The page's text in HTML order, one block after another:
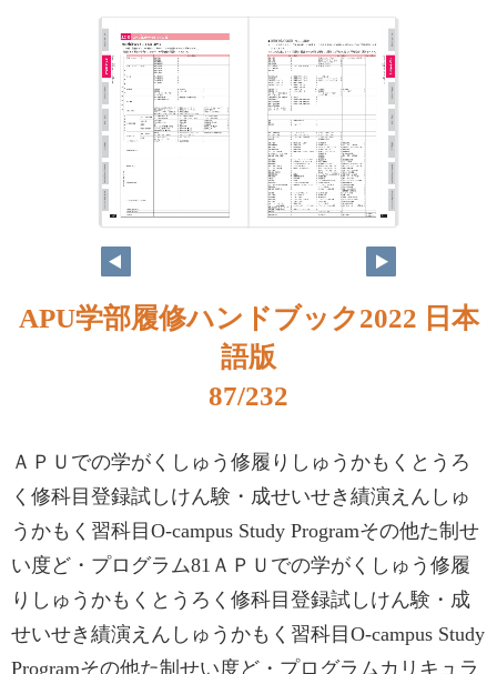
APU学部履修ハンドブック2022 日本
語版
87/232
ＡＰＵでの学がくしゅう修履りしゅうかもくとうろ
く修科目登録試しけん験・成せいせき績演えんしゅ
うかもく習科目O-campus Study Programその他た制せ
い度ど・プログラム81ＡＰＵでの学がくしゅう修履
りしゅうかもくとうろく修科目登録試しけん験・成
せいせき績演えんしゅうかもく習科目O-campus Study
Programその他た制せい度ど・プログラムカリキュラ